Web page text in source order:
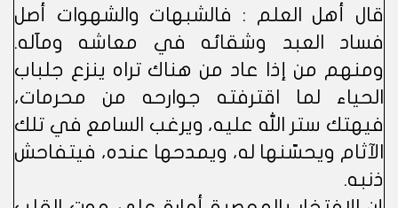
قال أهل العلم : فالشبهات والشهوات أصل
فساد العبد وشقائه في معاشه ومآله.
ومنهم من إذا عاد من هناك تراه ينزع جلباب
الحياء لما اقترفته جوارحه من محرمات،
فيهتك ستر الله عليه، ويرغب السامع في تلك
الآثام ويحسّنها له، ويمدحها عنده، فيتفاحش
ذنبه.